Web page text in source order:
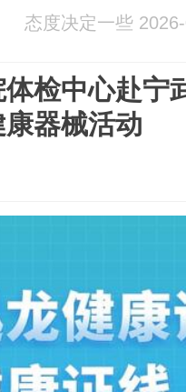
态度决定一些
检中心赴宁
器械活动